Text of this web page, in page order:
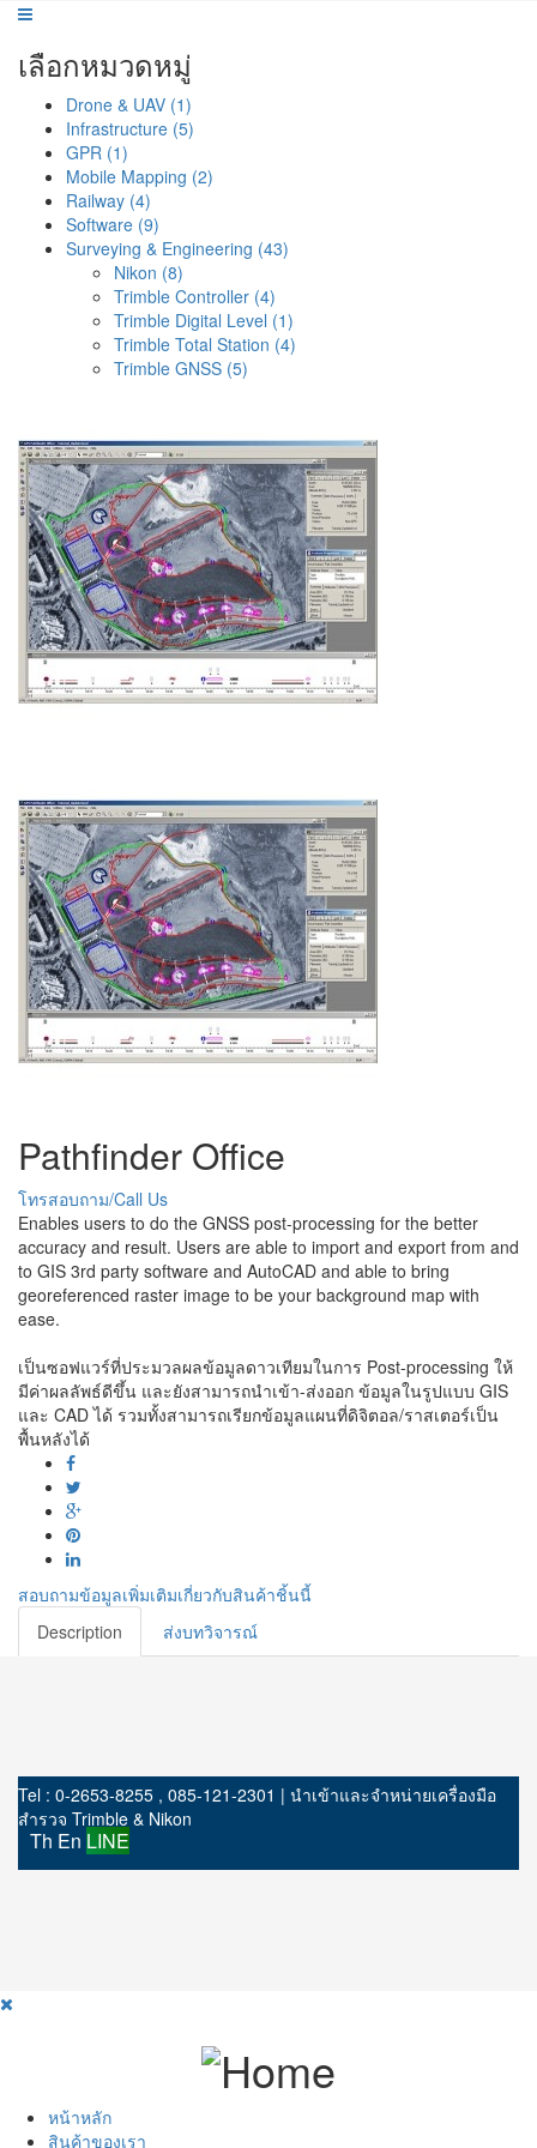
เลือกหมวดหมู่
Drone & UAV (1)
Infrastructure (5)
GPR (1)
Mobile Mapping (2)
Railway (4)
Software (9)
Surveying & Engineering (43)
Nikon (8)
Trimble Controller (4)
Trimble Digital Level (1)
Trimble Total Station (4)
Trimble GNSS (5)
Pathfinder Office
โทรสอบถาม/Call Us
Enables users to do the GNSS post-processing for the better
accuracy and result. Users are able to import and export from and
to GIS 3rd party software and AutoCAD and able to bring
georeferenced raster image to be your background map with
ease.
เป็นซอฟแวร์ที่ประมวลผลข้อมูลดาวเทียมในการ Post-processing ให้
มีค่าผลลัพธ์ดีขึ้น และยังสามารถนำเข้า-ส่งออก ข้อมูลในรูปแบบ GIS
และ CAD ได้ รวมทั้งสามารถเรียกข้อมูลแผนที่ดิจิตอล/ราสเตอร์เป็น
พื้นหลังได้
สอบถามข้อมูลเพิ่มเติมเกี่ยวกับสินค้าชิ้นนี้
Description
ส่งบทวิจารณ์
Tel : 0-2653-8255 , 085-121-2301 | นำเข้าและจำหน่ายเครื่องมือ
สำรวจ Trimble & Nikon
Th En LINE
หน้าหลัก
สินค้าของเรา